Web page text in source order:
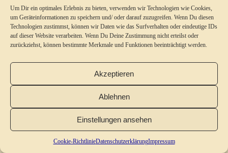
Um Dir ein optimales Erlebnis zu bieten, verwenden wir Technologien wie Cookies,
um Geräteinformationen zu speichern und/ oder darauf zuzugreifen. Wenn Du diesen
Technologien zustimmst, können wir Daten wie das Surfverhalten oder eindeutige IDs
auf dieser Website verarbeiten. Wenn Du Deine Zustimmung nicht erteilst oder
zurückziehst, können bestimmte Merkmale und Funktionen beeinträchtigt werden.
Akzeptieren
Ablehnen
Einstellungen ansehen
Cookie-RichtlinieDatenschutzerklärungImpressum
[Cookie Richtlinie]
[Datenschutz]
[Impressum]
[Kontakt]
[Reise-Geschichten]